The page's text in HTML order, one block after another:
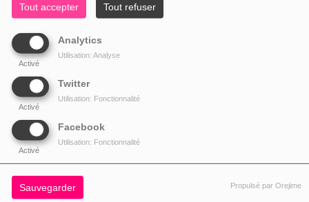
Tout accepter Tout refuser
Analytics
Activé
Utilisation: Analyse
Twitter
Activé
Utilisation: Fonctionnalité
Facebook
Activé
Utilisation: Fonctionnalité
Sauvegarder Propulsé par Orejime